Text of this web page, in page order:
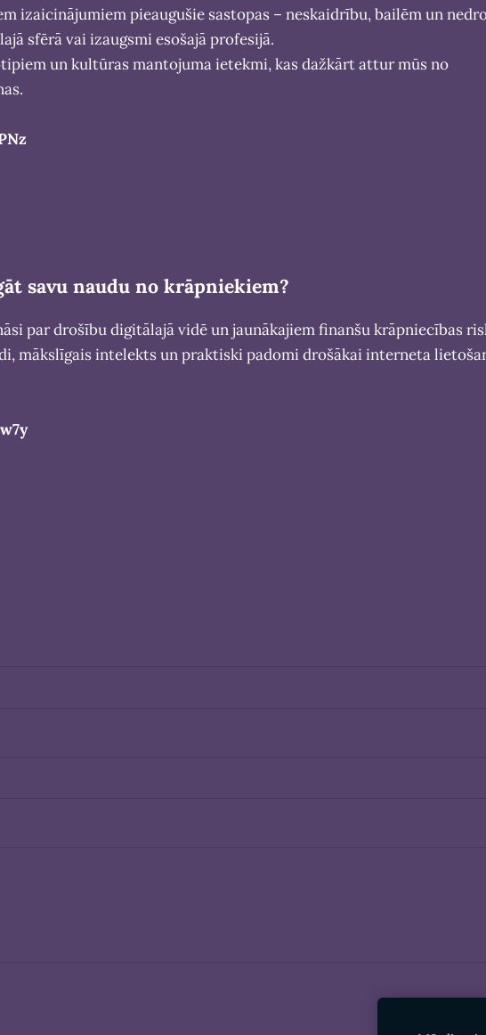
izaicinājumiem pieaugušie sastopas – neskaidrību, bailēm un
sfērā vai izaugsmi esošajā profesijā.
un kultūras mantojuma ietekmi, kas dažkārt attur mūs no
savu naudu no krāpniekiem?
par drošību digitālajā vidē un jaunākajiem finanšu krāpniecības
mākslīgais intelekts un praktiski padomi drošākai interneta